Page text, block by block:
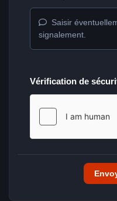
Saisir
signalement.
Vérification de